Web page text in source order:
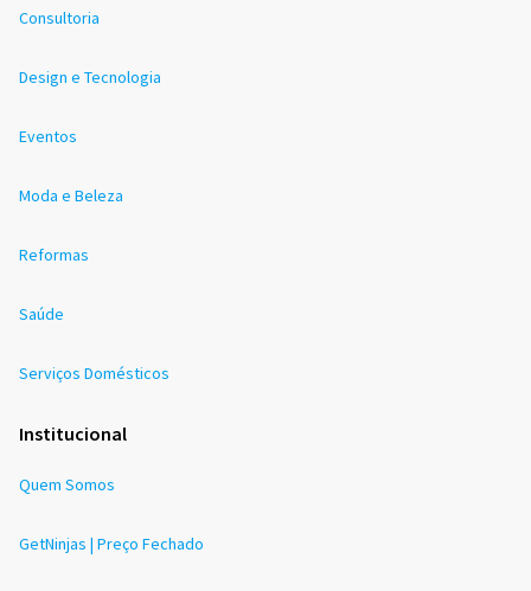
Consultoria
Design e Tecnologia
Eventos
Moda e Beleza
Reformas
Saúde
Serviços Domésticos
Institucional
Quem Somos
GetNinjas | Preço Fechado